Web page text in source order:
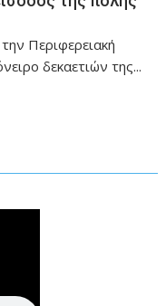
Περιφερειακή
δεκαετιών της...